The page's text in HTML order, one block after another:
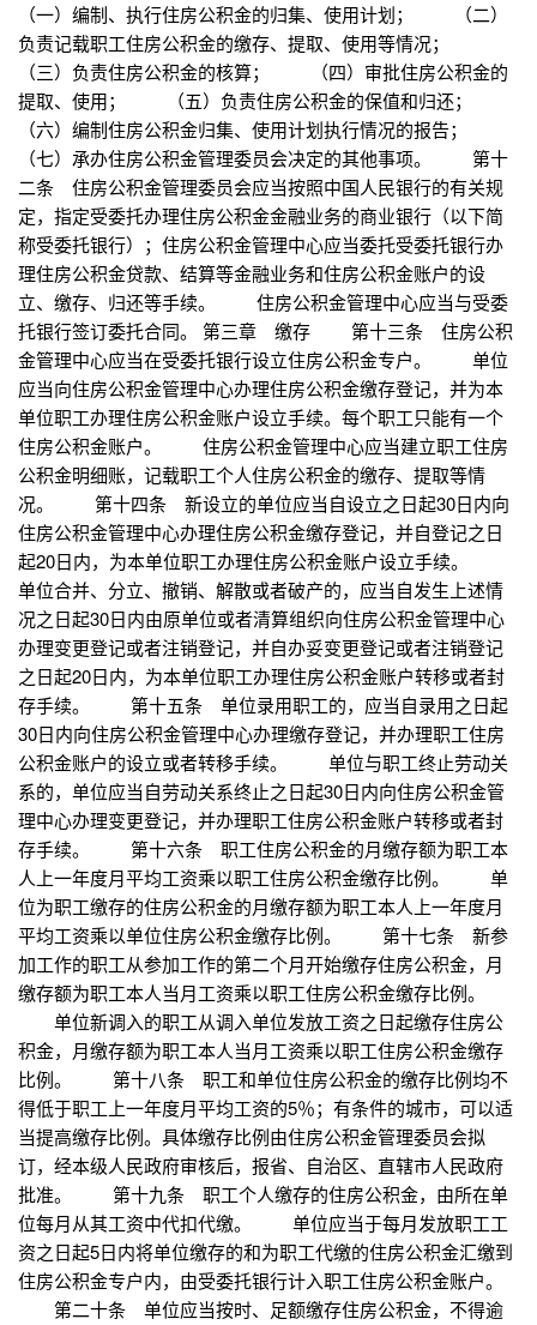
（一）编制、执行住房公积金的归集、使用计划； （二）
负责记载职工住房公积金的缴存、提取、使用等情况；
（三）负责住房公积金的核算； （四）审批住房公积金的
提取、使用； （五）负责住房公积金的保值和归还；
（六）编制住房公积金归集、使用计划执行情况的报告；
（七）承办住房公积金管理委员会决定的其他事项。 第十
二条 住房公积金管理委员会应当按照中国人民银行的有关规
定，指定受委托办理住房公积金金融业务的商业银行（以下简
称受委托银行）；住房公积金管理中心应当委托受委托银行办
理住房公积金贷款、结算等金融业务和住房公积金账户的设
立、缴存、归还等手续。 住房公积金管理中心应当与受委
托银行签订委托合同。 第三章 缴存 第十三条 住房公积
金管理中心应当在受委托银行设立住房公积金专户。 单位
应当向住房公积金管理中心办理住房公积金缴存登记，并为本
单位职工办理住房公积金账户设立手续。每个职工只能有一个
住房公积金账户。 住房公积金管理中心应当建立职工住房
公积金明细账，记载职工个人住房公积金的缴存、提取等情
况。 第十四条 新设立的单位应当自设立之日起30日内向
住房公积金管理中心办理住房公积金缴存登记，并自登记之日
起20日内，为本单位职工办理住房公积金账户设立手续。
单位合并、分立、撤销、解散或者破产的，应当自发生上述情
况之日起30日内由原单位或者清算组织向住房公积金管理中心
办理变更登记或者注销登记，并自办妥变更登记或者注销登记
之日起20日内，为本单位职工办理住房公积金账户转移或者封
存手续。 第十五条 单位录用职工的，应当自录用之日起
30日内向住房公积金管理中心办理缴存登记，并办理职工住房
公积金账户的设立或者转移手续。 单位与职工终止劳动关
系的，单位应当自劳动关系终止之日起30日内向住房公积金管
理中心办理变更登记，并办理职工住房公积金账户转移或者封
存手续。 第十六条 职工住房公积金的月缴存额为职工本
人上一年度月平均工资乘以职工住房公积金缴存比例。 单
位为职工缴存的住房公积金的月缴存额为职工本人上一年度月
平均工资乘以单位住房公积金缴存比例。 第十七条 新参
加工作的职工从参加工作的第二个月开始缴存住房公积金，月
缴存额为职工本人当月工资乘以职工住房公积金缴存比例。
单位新调入的职工从调入单位发放工资之日起缴存住房公
积金，月缴存额为职工本人当月工资乘以职工住房公积金缴存
比例。 第十八条 职工和单位住房公积金的缴存比例均不
得低于职工上一年度月平均工资的5％；有条件的城市，可以适
当提高缴存比例。具体缴存比例由住房公积金管理委员会拟
订，经本级人民政府审核后，报省、自治区、直辖市人民政府
批准。 第十九条 职工个人缴存的住房公积金，由所在单
位每月从其工资中代扣代缴。 单位应当于每月发放职工工
资之日起5日内将单位缴存的和为职工代缴的住房公积金汇缴到
住房公积金专户内，由受委托银行计入职工住房公积金账户。
第二十条 单位应当按时、足额缴存住房公积金，不得逾